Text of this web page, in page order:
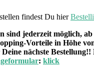
findest Du hier
sind jederzeit möglich,
Vorteile in Höhe
nächste Bestellung!!
: klick